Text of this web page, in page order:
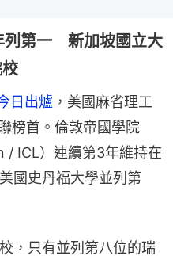
列第一 新加坡國立大
日出爐 ，美國麻省理工
榜首。倫敦帝國學院
/ ICL）連續第3年維持在
國史丹福大學並列第
，只有並列第八位的瑞